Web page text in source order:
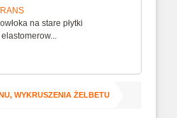
na stare płytki
WYKRUSZENIA ŻELBETU